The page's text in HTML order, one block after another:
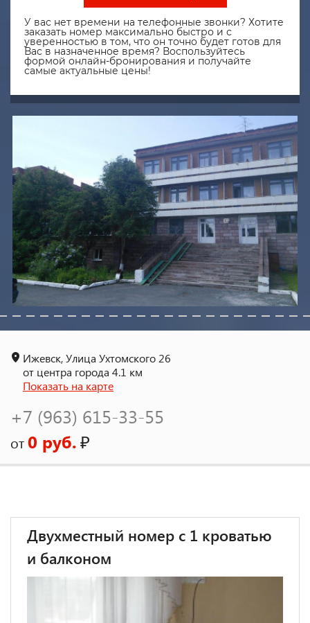
У вас нет времени на телефонные звонки? Хотите
заказать номер максимально быстро и с
уверенностью в том, что он точно будет готов для
Вас в назначенное время? Воспользуйтесь
формой онлайн-бронирования и получайте
самые актуальные цены!
Ижевск, Улица Ухтомского 26
от центра города 4.1 км
Показать на карте
+7 (963) 615-33-55
от0 руб.₽
Двухместный номер с 1 кроватью
и балконом